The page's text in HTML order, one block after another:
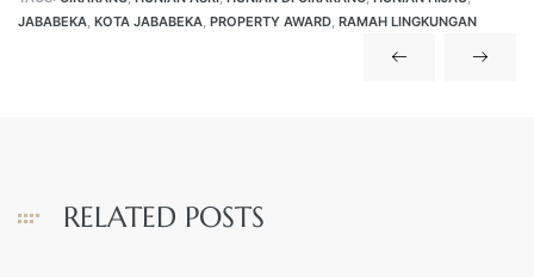
JABABEKA, KOTA JABABEKA, PROPERTY AWARD, RAMAH LINGKUNGAN
RELATED POSTS